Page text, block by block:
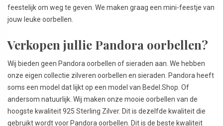
feestelijk om weg te geven. We maken graag een mini-feestje van
jouw leuke oorbellen.
Verkopen jullie Pandora oorbellen?
Wij bieden geen Pandora oorbellen of sieraden aan. We hebben
onze eigen collectie zilveren oorbellen en sieraden. Pandora heeft
soms een model dat lijkt op een model van Bedel.Shop. Of
andersom natuurlijk. Wij maken onze mooie oorbellen van de
hoogste kwaliteit 925 Sterling Zilver. Dit is dezelfde kwaliteit die
gebruikt wordt voor Pandora oorbellen. Dit is de beste kwaliteit